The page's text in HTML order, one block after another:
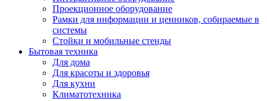
Проекционное оборудование
Рамки для информации и ценников, собираемые в
системы
Стойки и мобильные стенды
Бытовая техника
Для дома
Для красоты и здоровья
Для кухни
Климатотехника